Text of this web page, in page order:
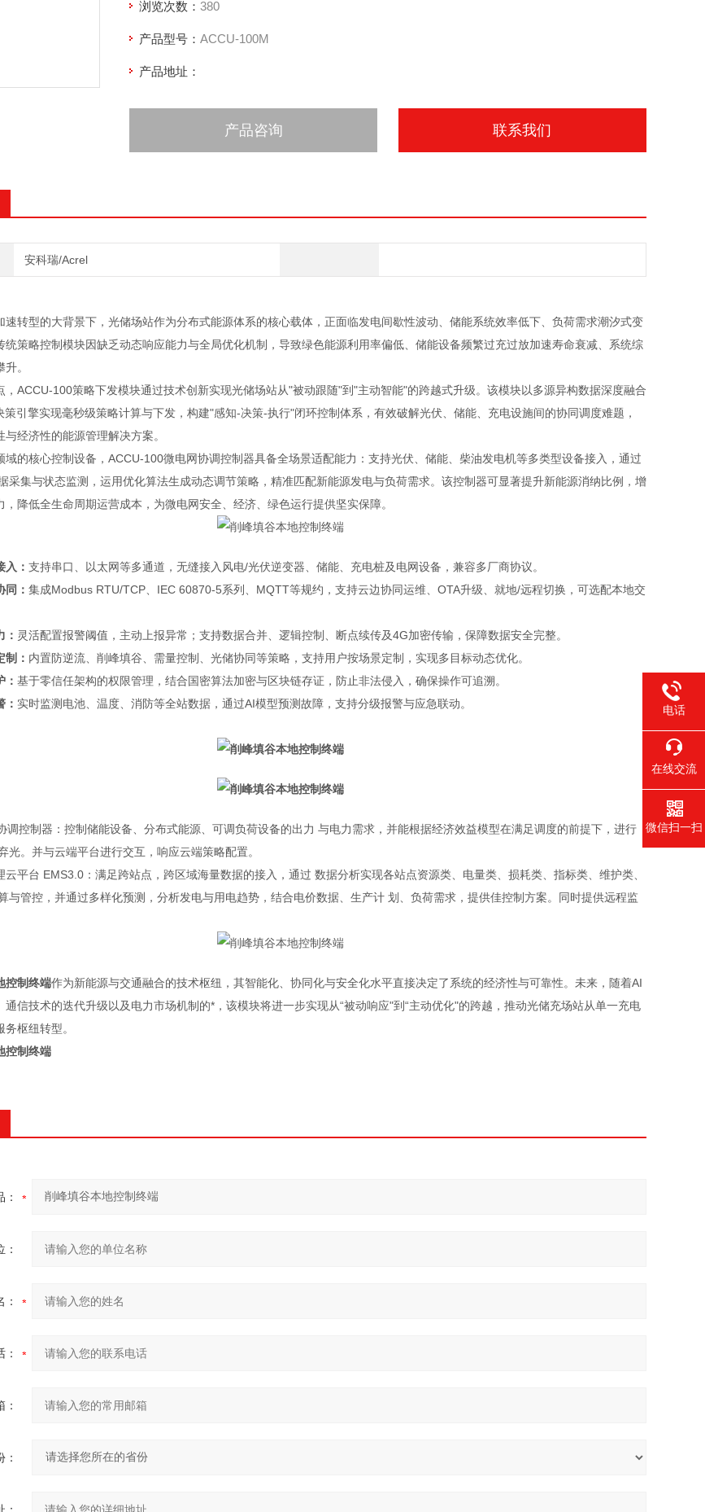
浏览次数： 380
产品型号： ACCU-100M
产品地址：
产品咨询 联系我们
安科瑞/Acrel
速转型的大背景下，光储场站作为分布式能源体系的核心载体，正面临发电间歇性波动、储能系统效率低下、负荷需求潮汐式变
统策略控制模块因缺乏动态响应能力与全局优化机制，导致绿色能源利用率偏低、储能设备频繁过充过放加速寿命衰减、系统综
。
，ACCU-100策略下发模块通过技术创新实现光储场站从"被动跟随"到"主动智能"的跨越式升级。该模块以多源异构数据深度融合
策引擎实现毫秒级策略计算与下发，构建"感知-决策-执行"闭环控制体系，有效破解光伏、储能、充电设施间的协同调度难题，
经济性的能源管理解决方案。
域的核心控制设备，ACCU-100微电网协调控制器具备全场景适配能力：支持光伏、储能、柴油发电机等多类型设备接入，通过
采集与状态监测，运用优化算法生成动态调节策略，精准匹配新能源发电与负荷需求。该控制器可显著提升新能源消纳比例，增
，降低全生命周期运营成本，为微电网安全、经济、绿色运行提供坚实保障。
入： 支持串口、以太网等多通道，无缝接入风电/光伏逆变器、储能、充电桩及电网设备，兼容多厂商协议。
同： 集成Modbus RTU/TCP、IEC 60870-5系列、MQTT等规约，支持云边协同运维、OTA升级、就地/远程切换，可选配本地交
： 灵活配置报警阈值，主动上报异常；支持数据合并、逻辑控制、断点续传及4G加密传输，保障数据安全完整。
制： 内置防逆流、削峰填谷、需量控制、光储协同等策略，支持用户按场景定制，实现多目标动态优化。
： 基于零信任架构的权限管理，结合国密算法加密与区块链存证，防止非法侵入，确保操作可追溯。
： 实时监测电池、温度、消防等全站数据，通过AI模型预测故障，支持分级报警与应急联动。
调控制器：控制储能设备、分布式能源、可调负荷设备的出力 与电力需求，并能根据经济效益模型在满足调度的前提下，进行
光。并与云端平台进行交互，响应云端策略配置。
云平台 EMS3.0：满足跨站点，跨区域海量数据的接入，通过 数据分析实现各站点资源类、电量类、损耗类、指标类、维护类、
与管控，并通过多样化预测，分析发电与用电趋势，结合电价数据、生产计 划、负荷需求，提供佳控制方案。同时提供远程监
控制终端作为新能源与交通融合的技术枢纽，其智能化、协同化与安全化水平直接决定了系统的经济性与可靠性。未来，随着AI
通信技术的迭代升级以及电力市场机制的*，该模块将进一步实现从“被动响应"到“主动优化"的跨越，推动光储充场站从单一充电
枢纽转型。
控制终端
：
：
电话
在线交流
微信扫一扫